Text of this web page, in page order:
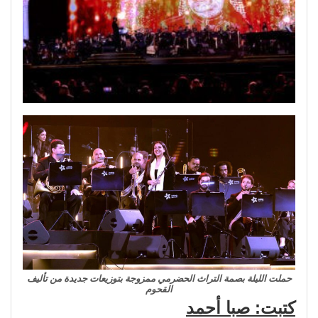
حملت الليلة بصمة التراث الحضرمي ممزوجة بتوزيعات جديدة من تأليف
القحوم
كتبت: صبا أحمد